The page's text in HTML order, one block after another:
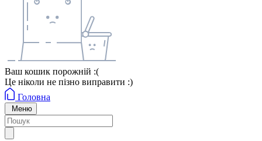
Ваш кошик порожній :(
Це ніколи не пізно виправити :)
Головна
Меню